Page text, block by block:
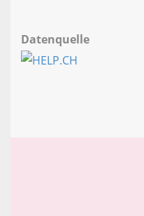
Datenquelle